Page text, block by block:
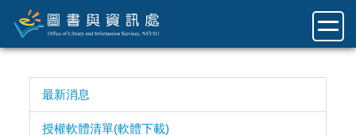
到
主
最新消息
授權軟體清單(軟體下載)